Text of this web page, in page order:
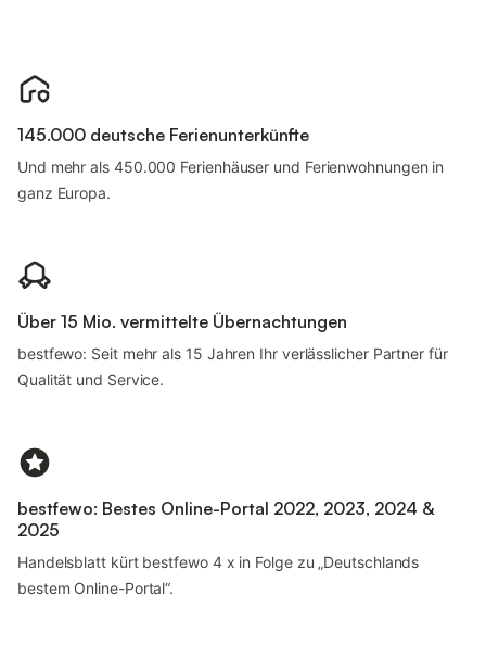
145.000 deutsche Ferienunterkünfte
Und mehr als 450.000 Ferienhäuser und Ferienwohnungen in
ganz Europa.
Über 15 Mio. vermittelte Übernachtungen
bestfewo: Seit mehr als 15 Jahren Ihr verlässlicher Partner für
Qualität und Service.
bestfewo: Bestes Online-Portal 2022, 2023, 2024 &
2025
Handelsblatt kürt bestfewo 4 x in Folge zu „Deutschlands
bestem Online-Portal“.